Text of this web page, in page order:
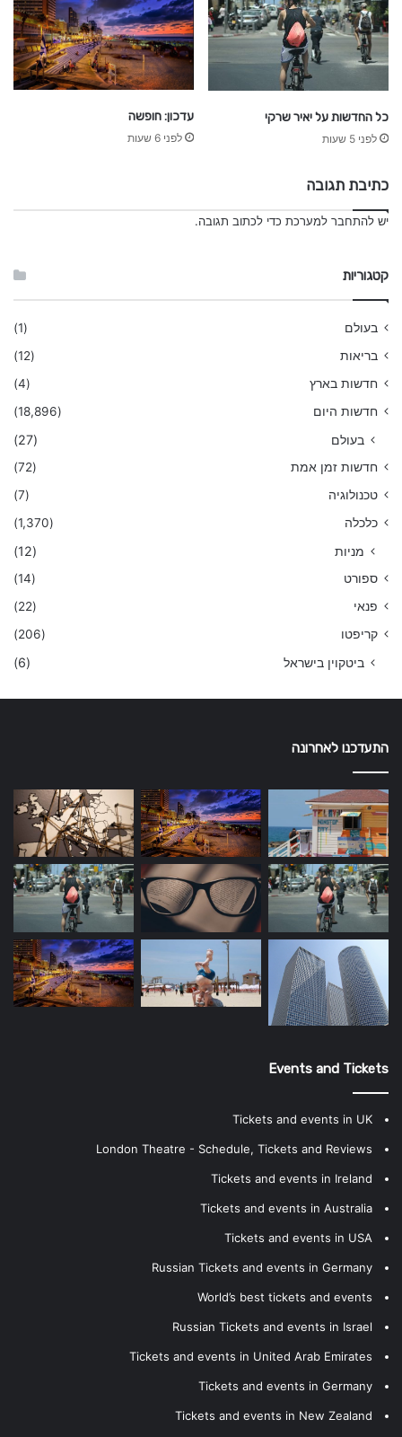
כל החדשות על יאיר שרקי
לפני 5 שעות
עדכון: חופשה
לפני 6 שעות
כתיבת תגובה
יש להתחבר למערכת כדי לכתוב תגובה.
קטגוריות
בעולם
(1)
בריאות
(12)
חדשות בארץ
(4)
חדשות היום
(18,896)
בעולם (27)
חדשות זמן אמת
(72)
טכנולוגיה
(7)
כלכלה
(1,370)
מניות (12)
ספורט
(14)
פנאי
(22)
קריפטו
(206)
ביטקוין בישראל (6)
התעדכנו לאחרונה
Events and Tickets
Tickets and events in UK
London Theatre - Schedule, Tickets and Reviews
Tickets and events in Ireland
Tickets and events in Australia
Tickets and events in USA
Russian Tickets and events in Germany
World’s best tickets and events
Russian Tickets and events in Israel
Tickets and events in United Arab Emirates
Tickets and events in Germany
Tickets and events in New Zealand